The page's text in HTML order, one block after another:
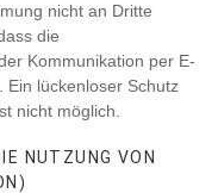
nicht an Dritte
die
Kommunikation per E-
Ein lückenloser Schutz
nicht möglich.
NUTZUNG VON